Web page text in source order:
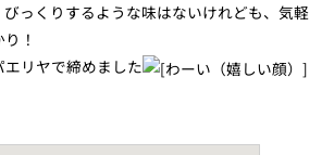
っくりするような味はないけれども、気軽
！
リヤで締めました